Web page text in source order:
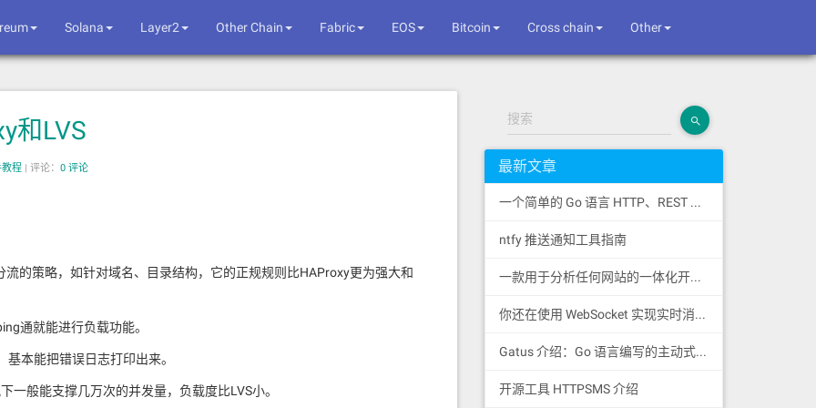
Solana Layer2 Other Chain Fabric EOS Bitcoin Cross chain Other
和LVS
程 | 评论： 0 评论
的策略，如针对域名、目录结构，它的正规规则比HAProxy更为强大和
通就能进行负载功能。
本能把错误日志打印出来。
一般能支撑几万次的并发量，负载度比LVS小。
搜索
最新文章
一个简单的 Go 语言 HTTP、REST 和 SSE 客户端库
ntfy 推送通知工具指南
一款用于分析任何网站的一体化开源情报工具
你还在使用 WebSocket 实现实时消息推送吗？
Gatus 介绍：Go 语言编写的主动式健康监控状态页
开源工具 HTTPSMS 介绍